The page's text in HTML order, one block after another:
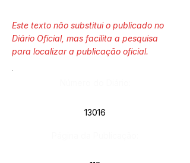
Este texto não substitui o publicado no
Diário Oficial, mas facilita a pesquisa
para localizar a publicação oficial.
13016